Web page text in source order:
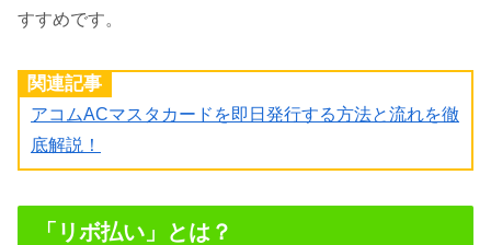
すすめです。
関連記事
アコムACマスタカードを即日発行する方法と流れを徹
底解説！
「リボ払い」とは？